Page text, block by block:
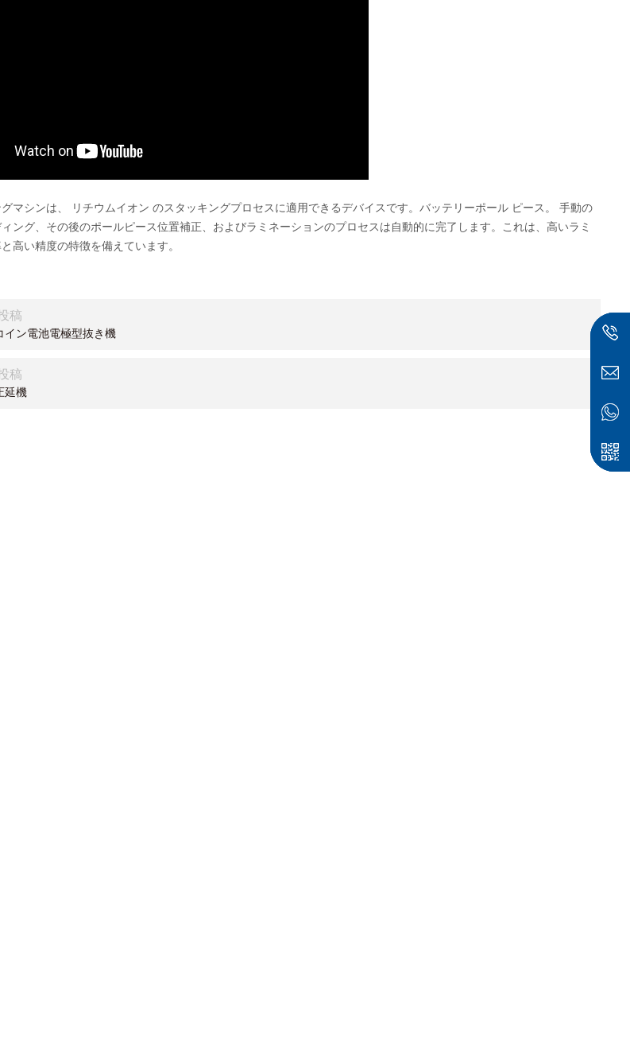
グマシンは、 リチウムイオン のスタッキングプロセスに適用できるデバイスです。バッテリーポール ピース。 手動の
ング、その後のポールピース位置補正、およびラミネーションのプロセスは自動的に完了します。これは、高いラミ
高い精度の特徴を備えています。
稿
イン電池電極型抜き機
稿
延機